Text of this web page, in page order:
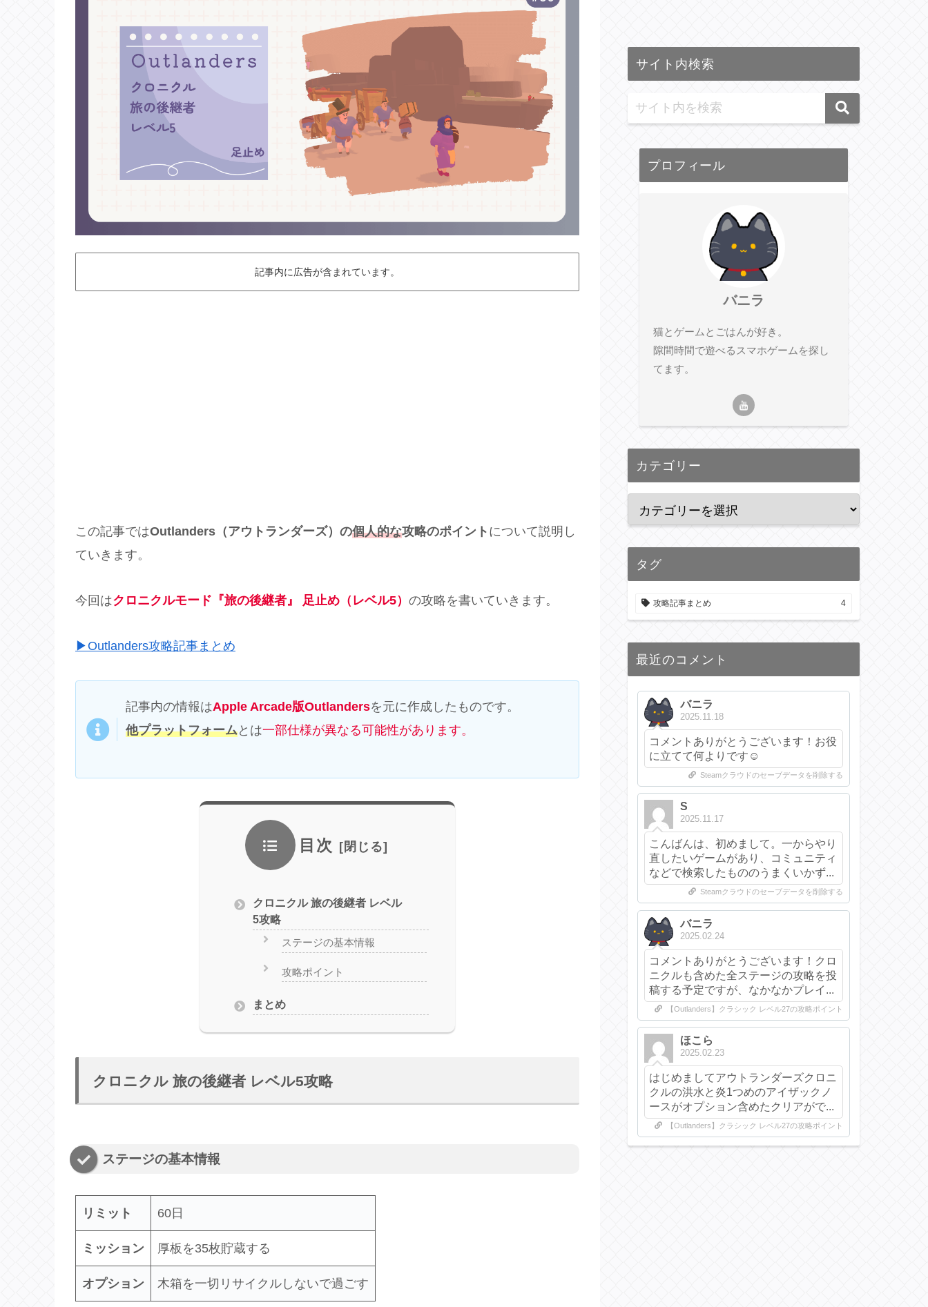
記事内に広告が含まれています。
この記事ではOutlanders（アウトランダーズ）の個人的な攻略のポイント について説明し
ていきます。
今回はクロニクルモード『旅の後継者』 足止め（レベル5） の攻略を書いていきます。
▶Outlanders攻略記事まとめ
記事内の情報はApple Arcade版Outlandersを元に作成したものです。
他プラットフォームとは一部仕様が異なる可能性があります。
目次
クロニクル 旅の後継者 レベル
5攻略
ステージの基本情報
攻略ポイント
まとめ
クロニクル 旅の後継者 レベル5攻略
ステージの基本情報
リミット 60日
ミッション 厚板を35枚貯蔵する
オプション 木箱を一切リサイクルしないで過ごす
サイト内検索
プロフィール
バニラ
猫とゲームとごはんが好き。
隙間時間で遊べるスマホゲームを探し
てます。
カテゴリー
タグ
攻略記事まとめ 4
最近のコメント
バニラ
2025.11.18
コメントありがとうございます！お役
に立てて何よりです☺️
Steamクラウドのセーブデータを削除する
S
2025.11.17
こんばんは、初めまして。一からやり
直したいゲームがあり、コミュニティ
などで検索したもののうまくいかず...
Steamクラウドのセーブデータを削除する
バニラ
2025.02.24
コメントありがとうございます！クロ
ニクルも含めた全ステージの攻略を投
稿する予定ですが、なかなかプレイ...
【Outlanders】クラシック レベル27の攻略ポイント
ほこら
2025.02.23
はじめましてアウトランダーズクロニ
クルの洪水と炎1つめのアイザックノ
ースがオプション含めたクリアがで...
【Outlanders】クラシック レベル27の攻略ポイント